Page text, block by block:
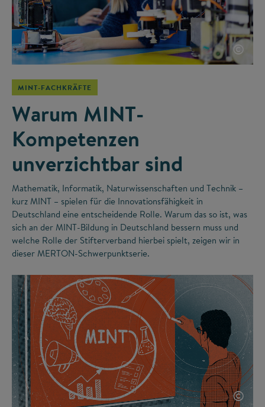
©
MINT-FACHKRÄFTE
Warum MINT-
Kompetenzen
unverzichtbar sind
Mathematik, Informatik, Naturwissenschaften und Technik –
kurz MINT – spielen für die Innovationsfähigkeit in
Deutschland eine entscheidende Rolle. Warum das so ist, was
sich an der MINT-Bildung in Deutschland bessern muss und
welche Rolle der Stifterverband hierbei spielt, zeigen wir in
dieser MERTON-Schwerpunktserie.
©